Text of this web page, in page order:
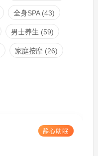
全身SPA(43)
男士养生 (59)
家庭按摩(26)
静心助眠